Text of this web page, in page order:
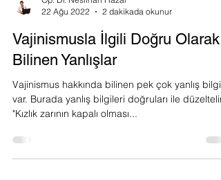
Op. Dr. Neslihan Hazar
22 Ağu 2022
2 dakikada okunur
Vajinismusla İlgili Doğru Olarak
Bilinen Yanlışlar